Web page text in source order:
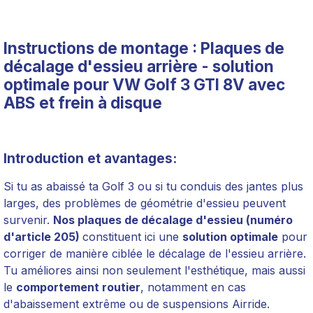
Instructions de montage : Plaques de
décalage d'essieu arrière - solution
optimale pour VW Golf 3 GTI 8V avec
ABS et frein à disque
Introduction et avantages:
Si tu as abaissé ta Golf 3 ou si tu conduis des jantes plus
larges, des problèmes de géométrie d'essieu peuvent
survenir. Nos plaques de décalage d'essieu (numéro
d'article 205) constituent ici une solution optimale pour
corriger de manière ciblée le décalage de l'essieu arrière.
Tu améliores ainsi non seulement l'esthétique, mais aussi
le comportement routier, notamment en cas
d'abaissement extrême ou de suspensions Airride.